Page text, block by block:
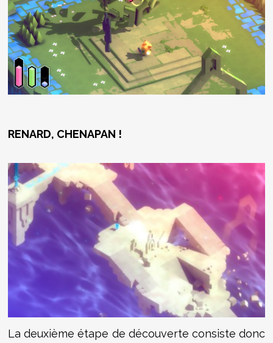
RENARD, CHENAPAN !
La deuxième étape de découverte consiste donc